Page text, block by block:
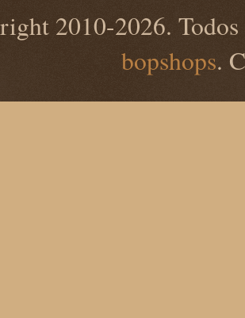
2010-2026. Todos
bopshops.